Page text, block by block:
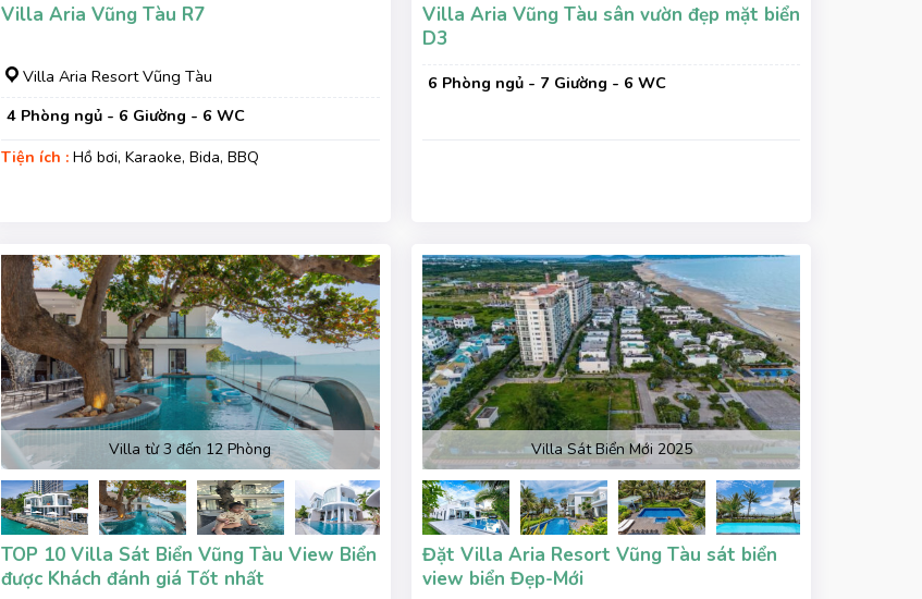
Villa Aria Vũng Tàu R7
Villa Aria Resort Vũng Tàu
4 Phòng ngủ - 6 Giường - 6 WC
Tiện ích :Hồ bơi, Karaoke, Bida, BBQ
Villa Aria Vũng Tàu sân vườn đẹp mặt biển
D3
6 Phòng ngủ - 7 Giường - 6 WC
Villa từ 3 đến 12 Phòng
TOP 10 Villa Sát Biển Vũng Tàu View Biển
được Khách đánh giá Tốt nhất
Villa Sát Biển Mới 2025
Đặt Villa Aria Resort Vũng Tàu sát biển
view biển Đẹp-Mới